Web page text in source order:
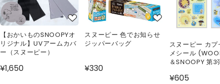
【おかいものSNOOPYオ
リジナル】UVアームカバ
ー（スヌーピー）
¥1,650
スヌーピー 色でお知らせ
ジッパーバッグ
¥330
スヌーピー カ
メシール
＆SNOOPY 第3
¥605